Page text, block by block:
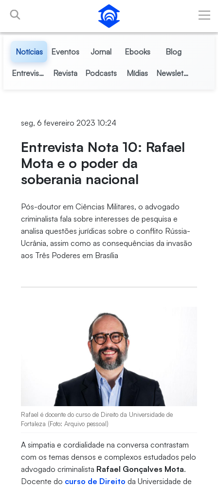
Pular para o Conteúdo principal
Notícias Eventos Jornal Ebooks Blog
Entrevistas Revista Podcasts Mídias Newsletter
seg, 6 fevereiro 2023 10:24
Entrevista Nota 10: Rafael
Mota e o poder da
soberania nacional
Pós-doutor em Ciências Militares, o advogado
criminalista fala sobre interesses de pesquisa e
analisa questões jurídicas sobre o conflito Rússia-
Ucrânia, assim como as consequências da invasão
aos Três Poderes em Brasília
Rafael é docente do curso de Direito da Universidade de
Fortaleza (Foto: Arquivo pessoal)
A simpatia e cordialidade na conversa contrastam
com os temas densos e complexos estudados pelo
advogado criminalista Rafael Gonçalves Mota.
Docente do curso de Direito da Universidade de